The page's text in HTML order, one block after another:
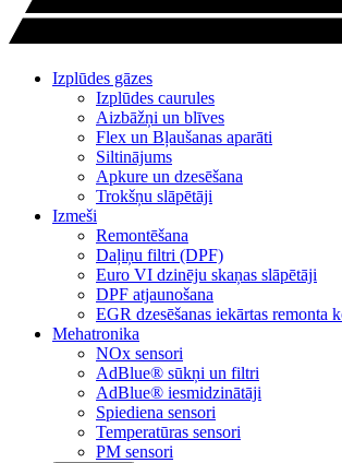
Izplūdes gāzes
Izplūdes caurules
Aizbāžņi un blīves
Flex un Bļaušanas aparāti
Siltinājums
Apkure un dzesēšana
Trokšņu slāpētāji
Izmeši
Remontēšana
Daļiņu filtri (DPF)
Euro VI dzinēju skaņas slāpētāji
DPF atjaunošana
EGR dzesēšanas iekārtas remonta
Mehatronika
NOx sensori
AdBlue® sūkņi un filtri
AdBlue® iesmidzinātāji
Spiediena sensori
Temperatūras sensori
PM sensori